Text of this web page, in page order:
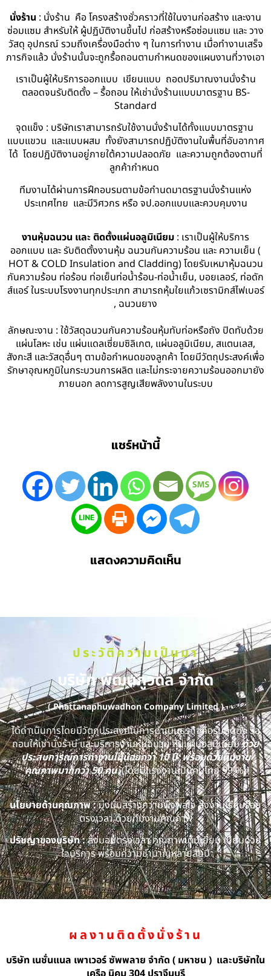
นั่งร้าน : นั่งร้าน คือ โครงสร้างชั่วคราวที่ใช้ในงานก่อสร้าง และงาน
ซ่อมแซม สำหรับให้ ผู้ปฏิบัติงานขึ้นไป ก่อสร้างหรือซ่อมแซม และ วาง
วัสดุ อุปกรณ์ รวมถึงเครื่องมือต่าง ๆ ในการทำงาน เมื่อทำงานเสร็จ
ภารกิจแล้ว นั่งร้านนั้นจะถูกรื้อถอนตามกำหนดของแผนงานที่วางเอา
เราเป็นผู้ให้บริการออกแบบ เขียนแบบ ถอดปริมาณงานนั่งร้าน
ตลอดจนรับติดตั้ง – รื้อถอน ให้เช่านั่งร้านแบบมาตรฐาน BS-
Standard
จุดแข็ง : บริษัทเราสามารถรับใช้งานนั่งร้านได้ทั้งแบบมาตรฐาน
แบบแขวน และแบบผสม ทั้งยังสามารถปฏิบัติงานในพื้นที่อับอากาศ
ได้ โดยปฏิบัติงานอยู่ภายใต้ความปลอดภัย และความถูกต้องตามที่
ลูกค้ากำหนด
ทีมงานได้ผ่านการฝึกอบรมตามข้อกำนดมาตรฐานนั่งร้านแห่ง
ประเทศไทย และมีวิศวกร หรือ จป.ออกแบบและควบคุมงาน
งานหุ้มฉนวน และ ติดตั้งแผ่นอลูมิเนียม : เราเป็นผู้ให้บริการ
ออกแบบ และ รับติดตั้งงานหุ้ม ฉนวนกันความร้อน และ ความเย็น (
HOT & COLD Insulation and Cladding) โดยรับเหมาหุ้มฉนวน
กันความร้อน ท่อร้อน ท่อเย็นท่อน้ำร้อน-ท่อน้ำเย็น, บอยเลอร์, ท่อดัก
ส์แอร์ ในระบบโรงงานทุกประเภท สามารถหุ้มใยแก้วเซรามิกส์ไฟเบอร์
, ฉนวนยาง
ลักษณะงาน : ใช้วัสดุฉนวนกันความร้อนหุ้มทับท่อหรือถัง ปิดทับด้วย
แผ่นโลหะ เช่น แผ่นแดลเซี่ยมซิลิเกต, แผ่นอลูมิเนียม, สแตนเลส,
สังกะสี และวัสดุอื่นๆ ตามข้อกำหนดของลูกค้า โดยมีวัตถุประสงค์เพื่อ
รักษาอุณหภูมิในกระบวนการผลิต และไม่กระจายความร้อนออกมายัง
ภายนอก ลดการสูญเสียพลังงานในระบบ
แชร์หน้านี้
แสดงความคิดเห็น
ประวัติความเป็นมา
บริษัท พัฒนภูวดล จำกัด
( Phattanaphuwadhon Company Limited )
ได้ดำเนินการโดยมีวัตถุประสงค์ในการดำเนินธุรกิจคือรับติดตั้ง รื้อ
ถอนให้เช่านั่งร้าน และบริการงานหุ้มฉนวน หุ้มแผ่นอลูมิเนียมด้วย
ประสบการณ์การทำงานไม่น้อยกว่า 10 ปี พร้อมด้วยทีมงาน
คุณภาพมากกว่า 50 คน(โดยมีแรงงานเป็นคนไทย 99 %)
นโยบายด้านคุณภาพ :มุ่งมั่นสร้างความพึงพอใจ ส่งงานเรียบร้อย
ตรงเวลา ด้วยทีมงานคุณภาพ
ปรัชญาของบริษัท :ส่งมอบตรงเวลา คุณภาพเต็มเยี่ยม เปี่ยมด้วย
ใจบริการ พร้อมความชำนาญหลายสิบปี
ผลงานติดตั้งนั่งร้าน
บริษัท เนชั่นแนล เพาเวอร์ ซัพพลาย จำกัด ( มหาชน ) และบริษัทใน